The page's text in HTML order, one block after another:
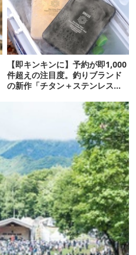
【即キンキンに】予約が即1,000
件超えの注目度。釣りブランド
の新作「チタン＋ステンレスの